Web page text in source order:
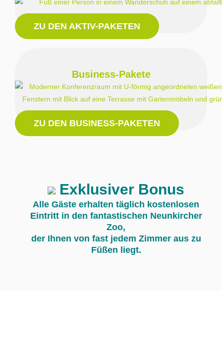
ZU DEN AKTIV-PAKETEN
Business-Pakete
ZU DEN BUSINESS-PAKETEN
Exklusiver Bonus
Alle Gäste erhalten täglich kostenlosen
Eintritt in den fantastischen Neunkircher
Zoo,
der Ihnen von fast jedem Zimmer aus zu
Füßen liegt.